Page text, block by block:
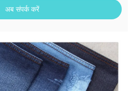
अब संपर्क करें